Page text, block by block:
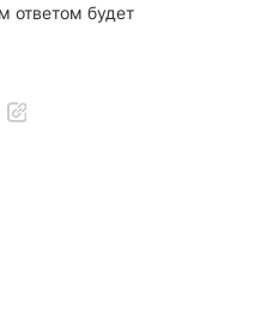
ответом будет